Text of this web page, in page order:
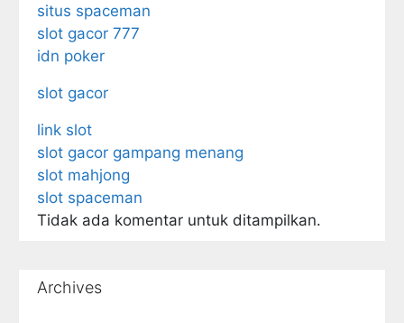
situs spaceman
slot gacor 777
idn poker
slot gacor
link slot
slot gacor gampang menang
slot mahjong
slot spaceman
Tidak ada komentar untuk ditampilkan.
Archives